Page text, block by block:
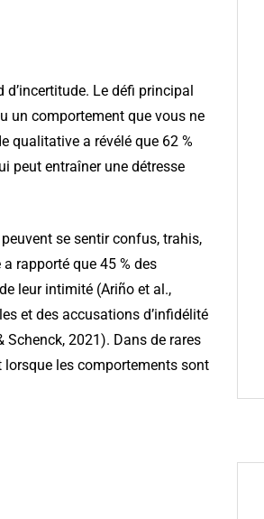
Le défi principal
un comportement que vous ne
qualitative a révélé que 62 %
peut entraîner une détresse
se sentir confus, trahis,
rapporté que 45 % des
leur intimité (Ariño et al.,
et des accusations d’infidélité
Schenck, 2021). Dans de rares
les comportements sont